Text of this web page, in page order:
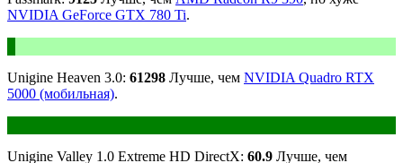
NVIDIA GeForce GTX 780 Ti.
Unigine Heaven 3.0: 61298 Лучше, чем NVIDIA Quadro RTX
5000 (мобильная).
Unigine Valley 1.0 Extreme HD DirectX: 60.9 Лучше, чем